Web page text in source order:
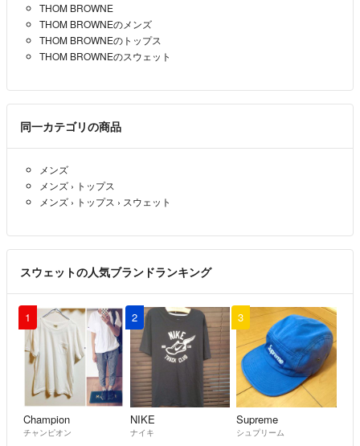
こちらの商品はラクマ公式パートナーの『衣類＆ブランドリサイクル GR
EEN ラクマ店』によって出品されています。
商品管理番号【00017234】
曜日・祝日となり、営業時間外または定休日にはご返信が翌営業日にな
りますのでご了承ください。）
当店の品は全てリサイクル品です。未使用品も一度は一般の方の手に渡
古などリサイクル品へご理解いただけない方は、ご注文をお控えくださ
い。
ございました際はご返品を承ります。サイズが合わない、イメージが違
う、間違えた等お客様都合での返品はお受けしておりません。
ご注文後に在庫を確認させて頂くため、ご注文完了後に在庫がない場合
がございます。
その際は弊社都合キャンセル対応をさせて頂き、 支払いのキャンセル
もしくは、返金をさせて頂いております。
ご理解とご了承のほど、何卒よろしくお願いいたします。
こちらのアカウントはラクマ公式パートナーの株式会社Caroによって
運営されています。
▼特商法
https://fril.jp/ts/official/law/car/
THOM BROWNE
THOM BROWNEのメンズ
THOM BROWNEのトップス
THOM BROWNEのスウェット
同一カテゴリの商品
メンズ
メンズ › トップス
メンズ › トップス › スウェット
スウェットの人気ブランドランキング
1
Champion
チャンピオン
2
NIKE
ナイキ
3
Supreme
シュプリーム